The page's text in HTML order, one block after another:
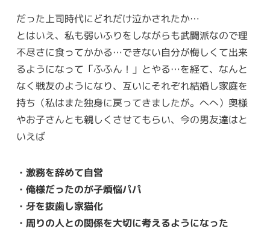
だった上司時代にどれだけ泣かされたか…
とはいえ、私も弱いふりをしながらも武闘派なので理
不尽さに食ってかかる…できない自分が悔しくて出来
るようになって「ふふん！」とやる…を経て、なんと
なく戦友のようになり、互いにそれぞれ結婚し家庭を
持ち（私はまた独身に戻ってきましたが。へへ）奥様
やお子さんとも親しくさせてもらい、今の男友達はと
いえば
・激務を辞めて自営
・俺様だったのが子煩悩パパ
・牙を抜歯し家猫化
・周りの人との関係を大切に考えるようになった